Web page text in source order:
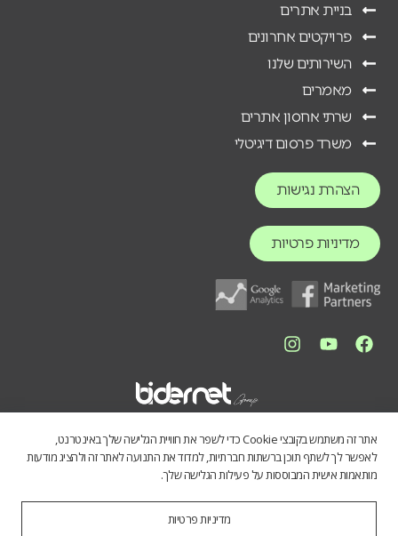
בניית אתרים
פרויקטים אחרונים
השירותים שלנו
מאמרים
שרתי אחסון אתרים
משרד פרסום דיגיטלי
הצהרת נגישות
מדיניות פרטיות
אתר זה משתמש בקובצי Cookie כדי לשפר את חוויית הגלישה שלך באינטרנט,
לאפשר לך לשתף תוכן ברשתות חברתיות, למדוד את התנועה לאתר זה ולהציג מודעות
מותאמות אישית המבוססות על פעילות הגלישה שלך.
מדיניות פרטיות